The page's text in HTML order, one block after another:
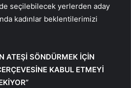
seçilebilecek yerlerden aday
kadınlar beklentilerimizi
ATEŞİ SÖNDÜRMEK İÇİN
KABUL ETMEYİ